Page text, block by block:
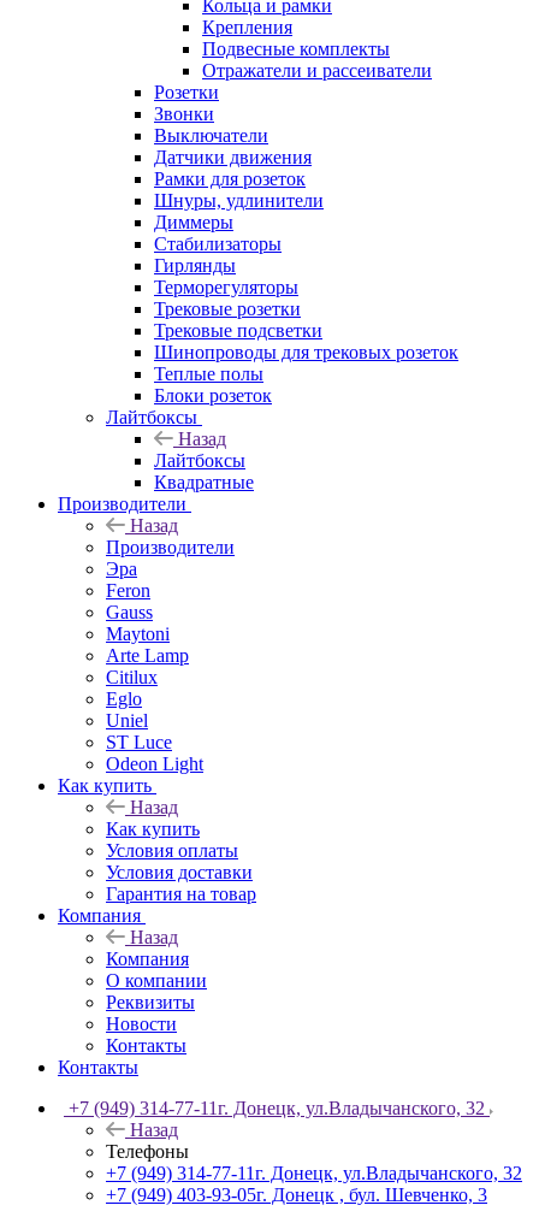
Кольца и рамки
Крепления
Подвесные комплекты
Отражатели и рассеиватели
Розетки
Звонки
Выключатели
Датчики движения
Рамки для розеток
Шнуры, удлинители
Диммеры
Стабилизаторы
Гирлянды
Терморегуляторы
Трековые розетки
Трековые подсветки
Шинопроводы для трековых розеток
Теплые полы
Блоки розеток
Лайтбоксы
Назад
Лайтбоксы
Квадратные
Производители
Назад
Производители
Эра
Feron
Gauss
Maytoni
Arte Lamp
Citilux
Eglo
Uniel
ST Luce
Odeon Light
Как купить
Назад
Как купить
Условия оплаты
Условия доставки
Гарантия на товар
Компания
Назад
Компания
О компании
Реквизиты
Новости
Контакты
Контакты
+7 (949) 314-77-11г. Донецк, ул.Владычанского, 32
Назад
Телефоны
+7 (949) 314-77-11г. Донецк, ул.Владычанского, 32
+7 (949) 403-93-05г. Донецк , бул. Шевченко, 3